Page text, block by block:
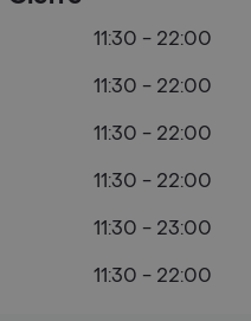
11:30 - 22:00
11:30 - 22:00
11:30 - 22:00
11:30 - 22:00
11:30 - 23:00
11:30 - 22:00